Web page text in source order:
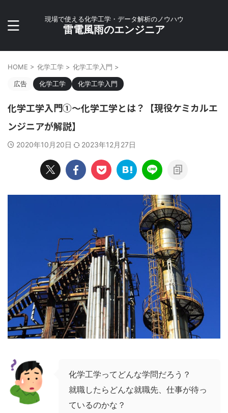
現場で使える化学工学・データ解析のノウハウ
雷電風雨のエンジニア
HOME > 化学工学 > 化学工学入門 >
広告 化学工学 化学工学入門
化学工学入門①〜化学工学とは？【現役ケミカルエ
ンジニアが解説】
2020年10月20日 2023年12月27日
化学工学ってどんな学問だろう？
就職したらどんな就職先、仕事が待っ
ているのかな？